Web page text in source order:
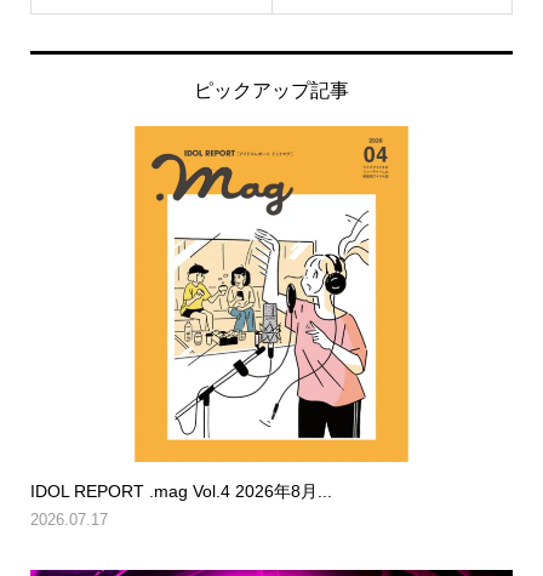
ピックアップ記事
IDOL REPORT .mag Vol.4 2026年8月...
2026.07.17